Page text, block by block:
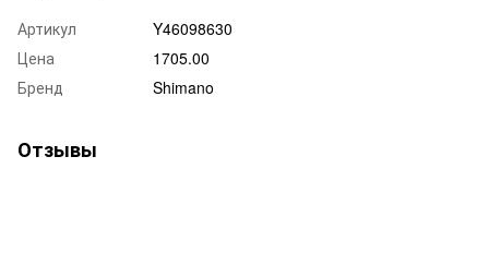
Артикул
Y46098630
Цена
1705.00
Бренд
Shimano
Отзывы